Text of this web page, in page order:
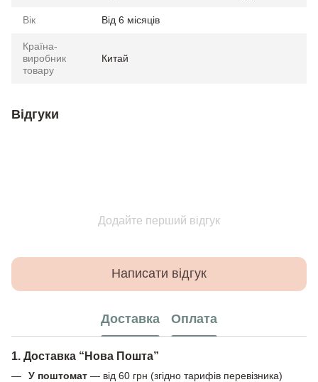
Вік Від 6 місяців
Країна-
виробник
товару
Китай
Відгуки
Додайте перший відгук
Написати відгук
Доставка Оплата
1. Доставка “Нова Пошта”
У поштомат — від 60 грн (згідно тарифів перевізника)